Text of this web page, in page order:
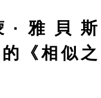
·雅貝斯
《相似之